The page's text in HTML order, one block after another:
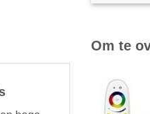
Om te